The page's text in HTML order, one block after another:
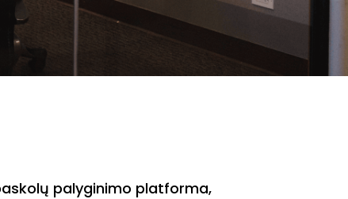
palyginimo platforma,